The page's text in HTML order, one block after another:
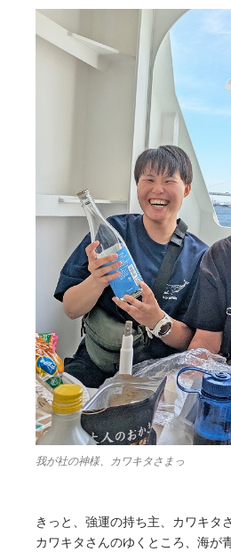
我が社の神様、カワキタさまっ
きっと、強運の持ち主、カワキタ
カワキタさんのゆくところ、海が